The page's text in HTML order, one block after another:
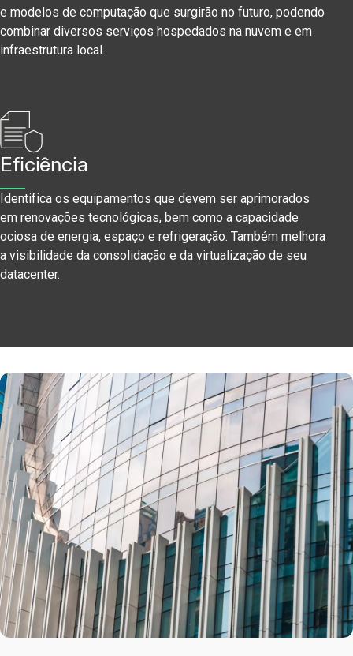
e modelos de computação que surgirão no futuro, podendo
combinar diversos serviços hospedados na nuvem e em
infraestrutura local.
Eficiência
Identifica os equipamentos que devem ser aprimorados
em renovações tecnológicas, bem como a capacidade
ociosa de energia, espaço e refrigeração. Também melhora
a visibilidade da consolidação e da virtualização de seu
datacenter.